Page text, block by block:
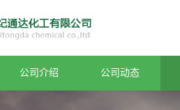
公司介绍 公司动态